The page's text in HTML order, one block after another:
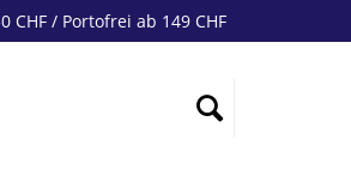
CHF / Portofrei ab 149 CHF